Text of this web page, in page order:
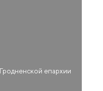
епархии